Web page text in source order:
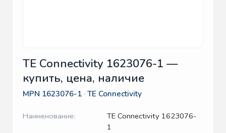
TE Connectivity 1623076-1 —
купить, цена, наличие
MPN 1623076-1 · TE Connectivity
Наименование:
TE Connectivity 1623076-
1